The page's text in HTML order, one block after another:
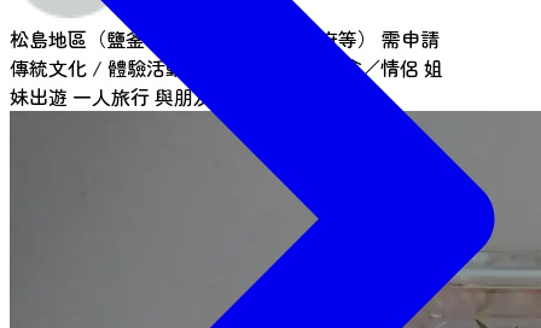
松島地區（鹽釜、松島、多賀城、利府等） 需申請
傳統文化 / 體驗活動
約會／情侶 姐
妹出遊 一人旅行與朋友一起